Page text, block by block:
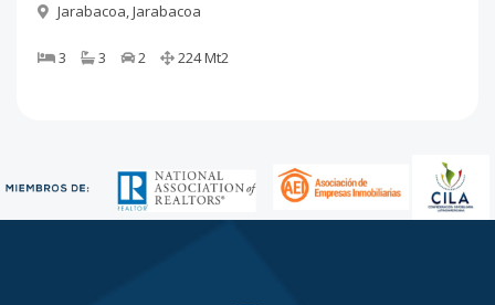
Jarabacoa,Jarabacoa
3 3 2 224Mt2